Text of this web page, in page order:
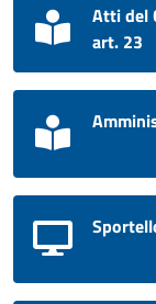
Atti del
art. 23